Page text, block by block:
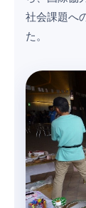
社会課題へ
た。